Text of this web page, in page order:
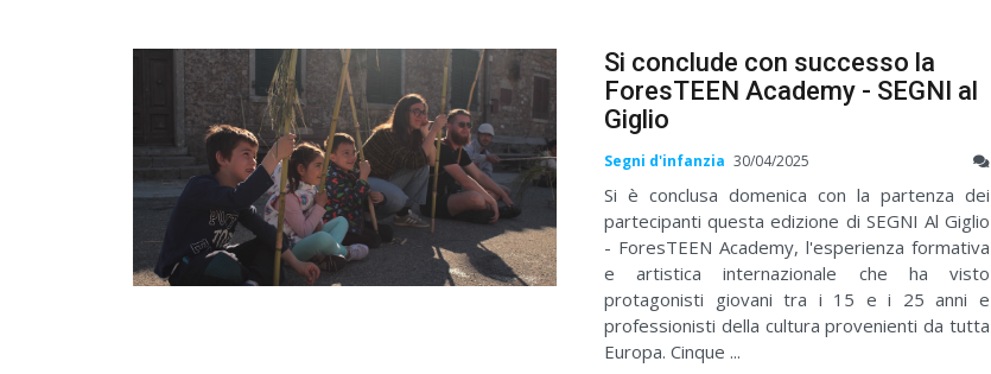
Si conclude con successo la
ForesTEEN Academy - SEGNI al
Giglio
Segni d'infanzia 30/04/2025
Si è conclusa domenica con la partenza dei
partecipanti questa edizione di SEGNI Al Giglio
- ForesTEEN Academy, l'esperienza formativa
e artistica internazionale che ha visto
protagonisti giovani tra i 15 e i 25 anni e
professionisti della cultura provenienti da tutta
Europa. Cinque ...